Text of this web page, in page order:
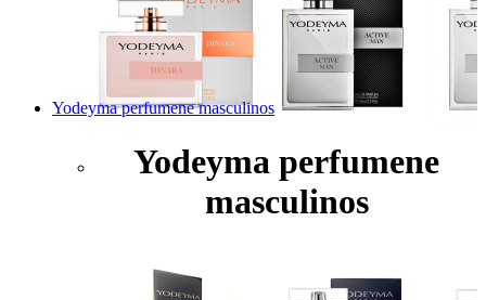
Yodeyma perfumene masculinos
Yodeyma perfumene
masculinos